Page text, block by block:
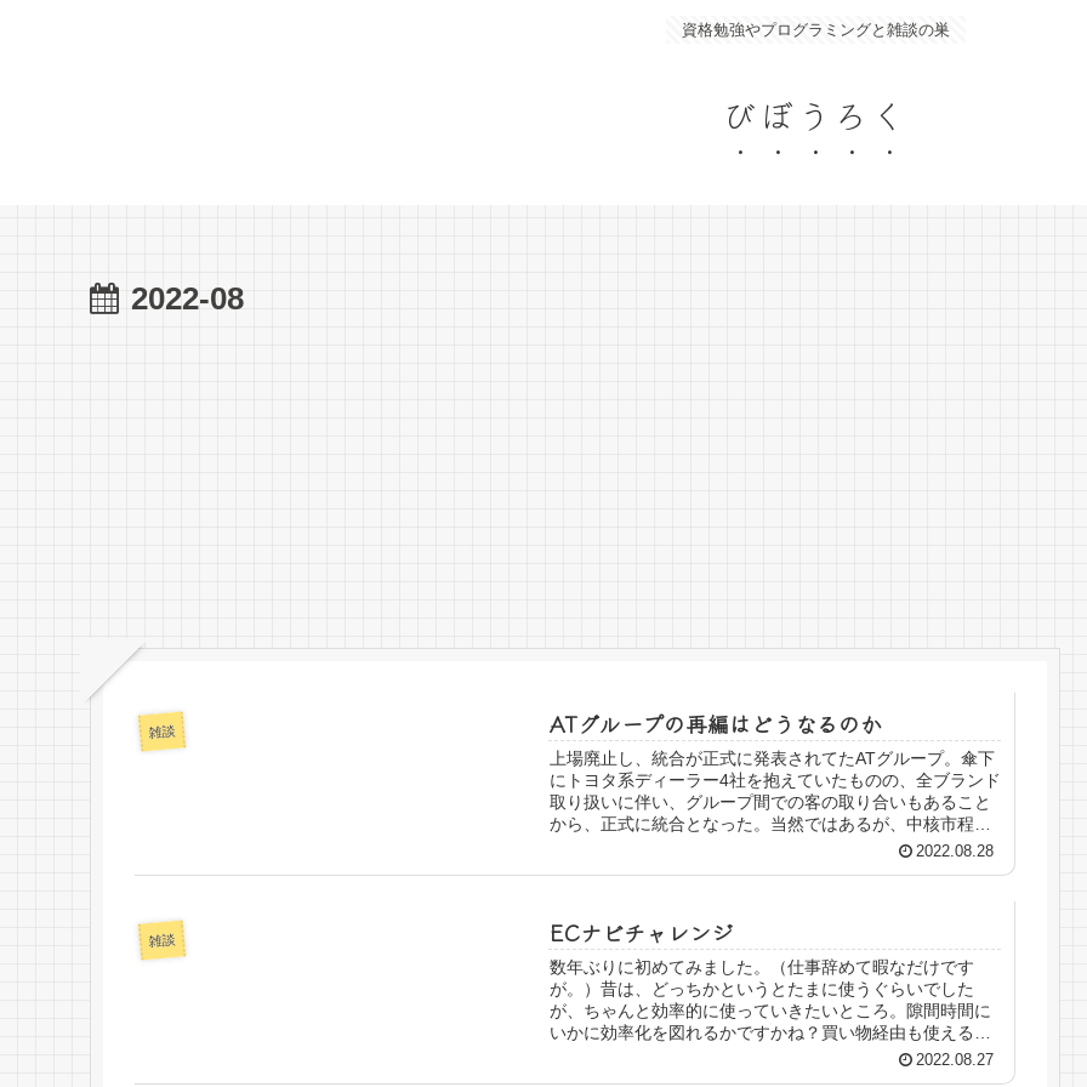
資格勉強やプログラミングと雑談の巣
びぼうろく
2022-08
雑談 ATグループの再編はどうなるのか
上場廃止し、統合が正式に発表されてたATグループ。傘下
にトヨタ系ディーラー4社を抱えていたものの、全ブランド
取り扱いに伴い、グループ間での客の取り合いもあること
から、正式に統合となった。当然ではあるが、中核市程度
2022.08.28
雑談 ECナビチャレンジ
数年ぶりに初めてみました。（仕事辞めて暇なだけです
が。）昔は、どっちかというとたまに使うぐらいでした
が、ちゃんと効率的に使っていきたいところ。隙間時間に
いかに効率化を図れるかですかね？買い物経由も使えるん
2022.08.27